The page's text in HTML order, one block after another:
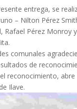
entrega, se
– Nilton Pérez
Rafael Pérez Monroy
comunales
de
reconocimiento,
Ilave.